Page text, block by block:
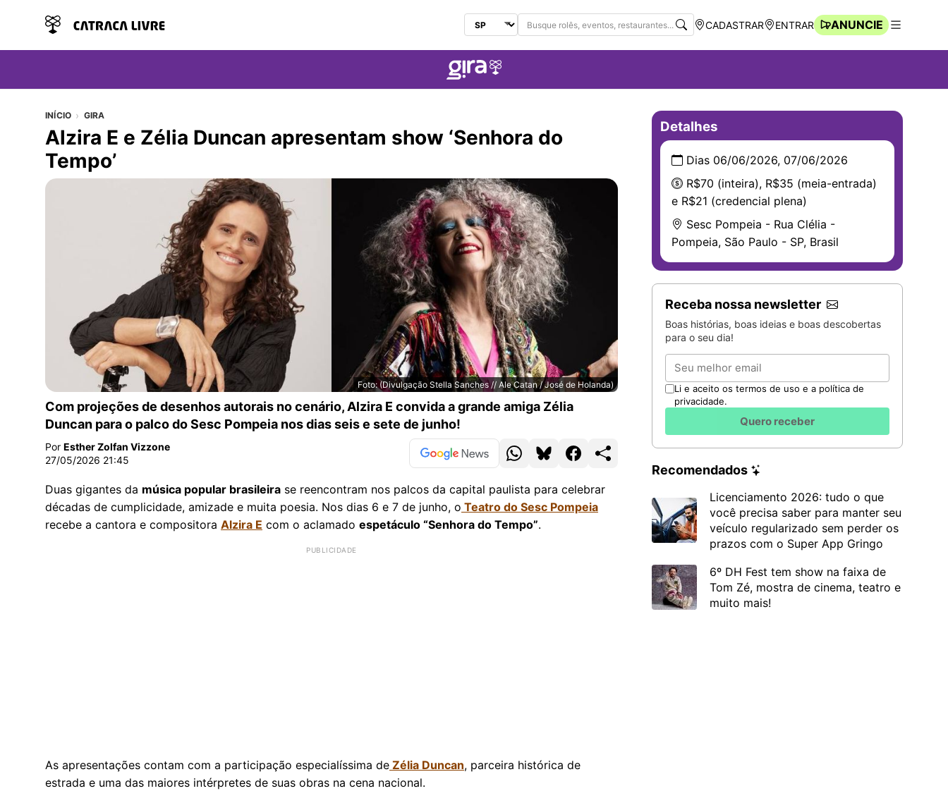
Selecionar Estado
Buscar no Gira
Navegação Rápida
CADASTRAR ENTRAR
ANUNCIE
INÍCIO GIRA
Alzira E e Zélia Duncan apresentam show ‘Senhora do
Tempo’
Foto: (Divulgação Stella Sanches // Ale Catan / José de Holanda)
Alzira E e Zélia Duncan apresentam show ‘Senhora do Tempo’
Com projeções de desenhos autorais no cenário, Alzira E convida a grande amiga Zélia
Duncan para o palco do Sesc Pompeia nos dias seis e sete de junho!
Por Esther Zolfan Vizzone
27/05/2026 21:45
Duas gigantes da música popular brasileira se reencontram nos palcos da capital paulista para celebrar
décadas de cumplicidade, amizade e muita poesia. Nos dias 6 e 7 de junho, o Teatro do Sesc Pompeia
recebe a cantora e compositora Alzira E com o aclamado espetáculo “Senhora do Tempo”.
As apresentações contam com a participação especialíssima de Zélia Duncan, parceira histórica de
estrada e uma das maiores intérpretes de suas obras na cena nacional.
Detalhes
Dias 06/06/2026, 07/06/2026
R$70 (inteira), R$35 (meia-entrada)
e R$21 (credencial plena)
Sesc Pompeia - Rua Clélia -
Pompeia, São Paulo - SP, Brasil
Receba nossa newsletter
Boas histórias, boas ideias e boas descobertas
para o seu dia!
Email
Li e aceito os termos de uso e a política de
privacidade.
Quero receber
Recomendados
Licenciamento 2026: tudo o que
você precisa saber para manter seu
veículo regularizado sem perder os
prazos com o Super App Gringo
6º DH Fest tem show na faixa de
Tom Zé, mostra de cinema, teatro e
muito mais!